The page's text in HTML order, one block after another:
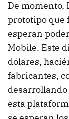
De momento,
prototipo que
esperan
Mobile. Este
dólares,
fabricantes,
desarrollando
esta